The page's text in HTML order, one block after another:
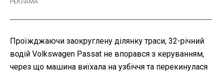
Проїжджаючи заокруглену ділянку траси, 32-річний
водій Volkswagen Passat не впорався з керуванням,
через що машина виїхала на узбіччя та перекинулася